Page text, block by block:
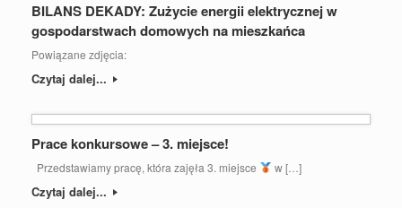
BILANS DEKADY: Zużycie energii elektrycznej w
gospodarstwach domowych na mieszkańca
Powiązane zdjęcia:
Czytaj dalej...
Prace konkursowe – 3. miejsce!
Przedstawiamy pracę, która zajęła 3. miejsce w […]
Czytaj dalej...